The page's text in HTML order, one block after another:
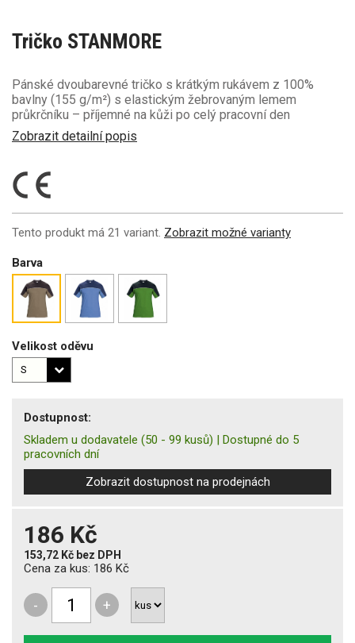
Tričko STANMORE
Pánské dvoubarevné tričko s krátkým rukávem z 100%
bavlny (155 g/m²) s elastickým žebrovaným lemem
průkrčníku – příjemné na kůži po celý pracovní den
Zobrazit detailní popis
Tento produkt má 21 variant. Zobrazit možné varianty
Barva
Velikost oděvu
Dostupnost:
Skladem u dodavatele (50 - 99 kusů) | Dostupné do 5
pracovních dní
Zobrazit dostupnost na prodejnách
186 Kč
153,72 Kč bez DPH
Cena za kus: 186 Kč
- +